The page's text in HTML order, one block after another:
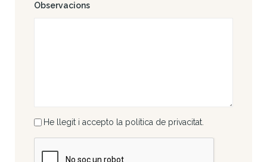
Observacions
He llegit i accepto la política de privacitat.